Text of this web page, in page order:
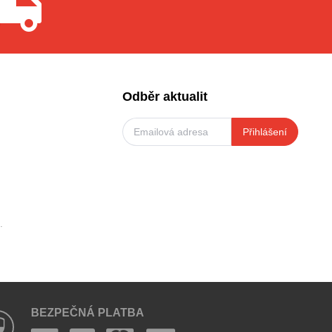
Odběr aktualit
Přihlášení
BEZPEČNÁ PLATBA